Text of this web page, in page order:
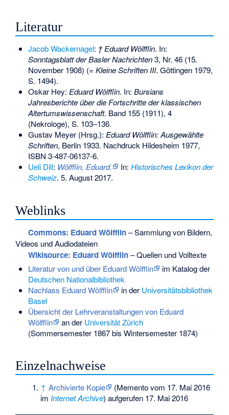
Literatur
Jacob Wackernagel: † Eduard Wölfflin. In:
Sonntagsblatt der Basler Nachrichten3, Nr. 46 (15.
November 1908) (= Kleine Schriften III. Göttingen 1979,
S. 1494).
Oskar Hey: Eduard Wölfflin. In: Bursians
Jahresberichte über die Fortschritte der klassischen
Altertumswissenschaft. Band 155 (1911), 4
(Nekrologe), S. 103–136.
Gustav Meyer (Hrsg.): Eduard Wölfflin: Ausgewählte
Schriften, Berlin 1933. Nachdruck Hildesheim 1977,
ISBN 3-487-06137-6.
Ueli Dill: Wölfflin, Eduard. In: Historisches Lexikon der
Schweiz. 5. August 2017.
Weblinks
Commons: Eduard Wölfflin– Sammlung von Bildern,
Videos und Audiodateien
Wikisource: Eduard Wölfflin– Quellen und Volltexte
Literatur von und über Eduard Wölfflin
im Katalog der
Deutschen Nationalbibliothek
Nachlass Eduard Wölfflin
in der Universitätsbibliothek
Basel
Übersicht der Lehrveranstaltungen von Eduard
Wölfflin
an der Universität Zürich
(Sommersemester 1867 bis Wintersemester 1874)
Einzelnachweise
↑ Archivierte Kopie (Mementovom 17. Mai 2016
imInternet Archive) aufgerufen 17. Mai 2016